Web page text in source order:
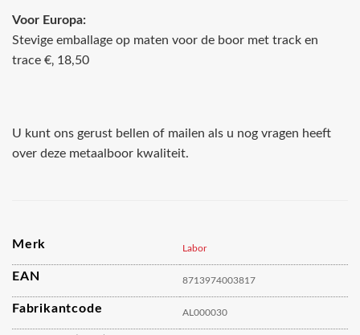
Voor Europa:
Stevige emballage op maten voor de boor met track en
trace €‚ 18,50
U kunt ons gerust bellen of mailen als u nog vragen heeft
over deze metaalboor kwaliteit.
Merk Labor
EAN 8713974003817
Fabrikantcode AL000030